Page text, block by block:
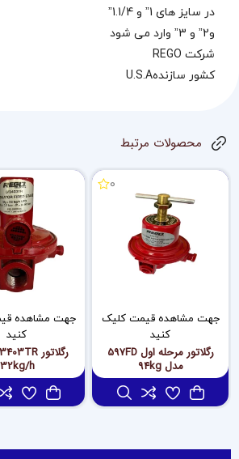
در سایز های 1” و 1.1/4”
و2” و 3” وارد می شود
شرکت REGO
کشور سازندهU.S.A
محصولات مرتبط
0
جهت مشاهده قیمت کلیک
کنید
رگلاتور مرحله اول 597FD
مدل 94kg
جهت مشاهده
کنید
32kg/h